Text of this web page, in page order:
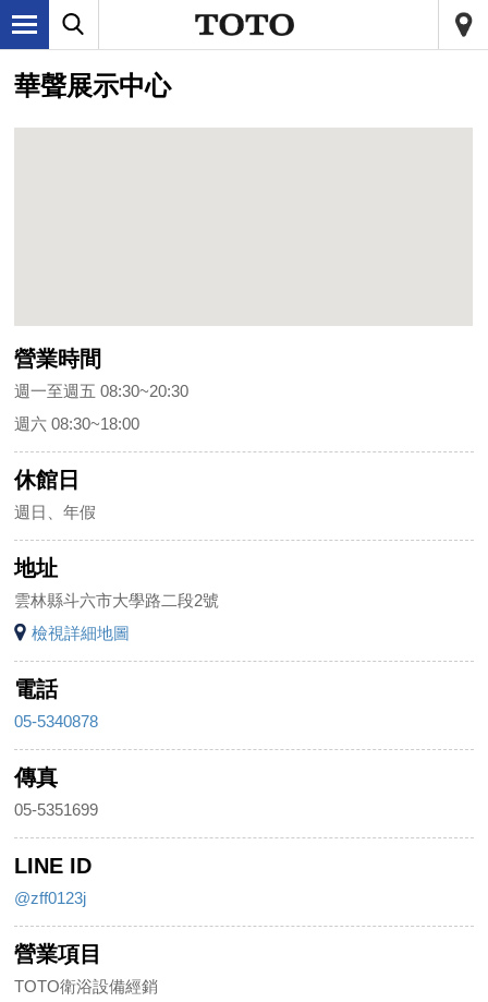
華聲展示中心
營業時間
週一至週五 08:30~20:30
週六 08:30~18:00
休館日
週日、年假
地址
雲林縣斗六市大學路二段2號
檢視詳細地圖
電話
05-5340878
傳真
05-5351699
LINE ID
@zff0123j
營業項目
TOTO衛浴設備經銷